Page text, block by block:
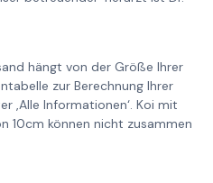
hängt von der Größe Ihrer
zur Berechnung Ihrer
‚Alle Informationen‘. Koi mit
10cm können nicht zusammen